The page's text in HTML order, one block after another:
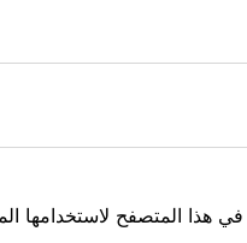
هذا المتصفح لاستخدامها